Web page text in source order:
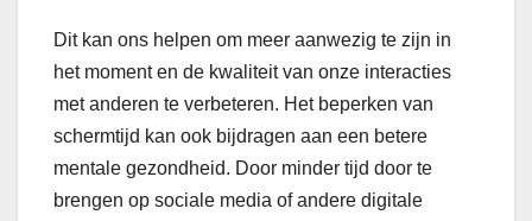
Dit kan ons helpen om meer aanwezig te zijn in
het moment en de kwaliteit van onze interacties
met anderen te verbeteren. Het beperken van
schermtijd kan ook bijdragen aan een betere
mentale gezondheid. Door minder tijd door te
brengen op sociale media of andere digitale